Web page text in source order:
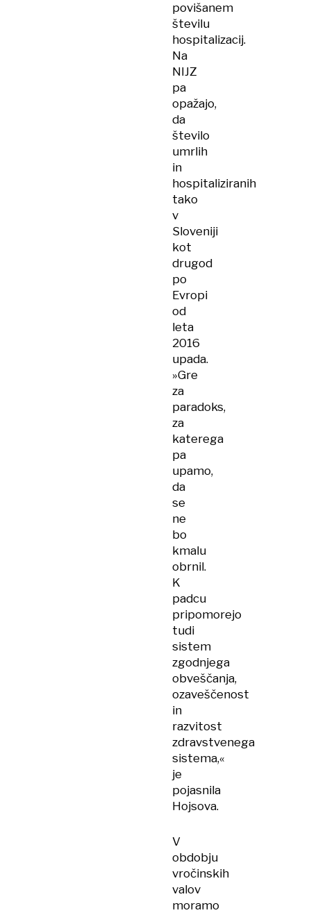
povišanem
številu
hospitalizacij.
Na
NIJZ
pa
opažajo,
da
število
umrlih
in
hospitaliziranih
tako
v
Sloveniji
kot
drugod
po
Evropi
od
leta
2016
upada.
»Gre
za
paradoks,
za
katerega
pa
upamo,
da
se
ne
bo
kmalu
obrnil.
K
padcu
pripomorejo
tudi
sistem
zgodnjega
obveščanja,
ozaveščenost
in
razvitost
zdravstvenega
sistema,«
je
pojasnila
Hojsova.
V
obdobju
vročinskih
valov
moramo